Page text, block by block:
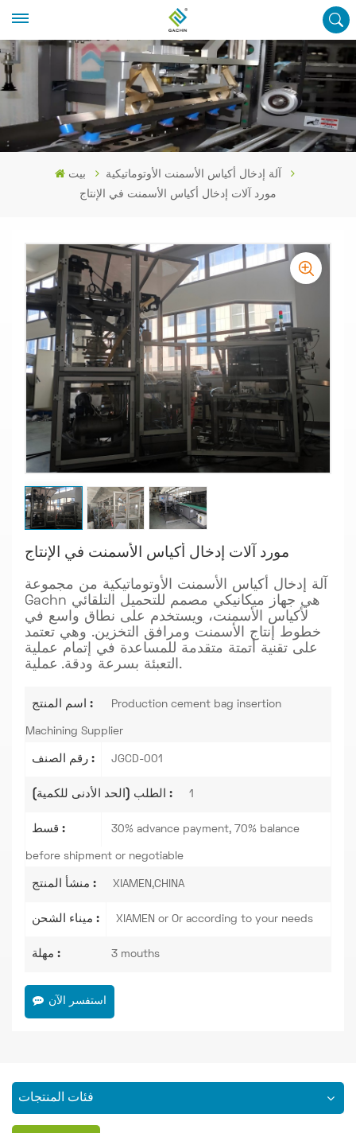
بيت
آلة إدخال أكياس الأسمنت الأوتوماتيكية
مورد آلات إدخال أكياس الأسمنت في الإنتاج
مورد آلات إدخال أكياس الأسمنت في الإنتاج
آلة إدخال أكياس الأسمنت الأوتوماتيكية من مجموعة
Gachn هي جهاز ميكانيكي مصمم للتحميل التلقائي
لأكياس الأسمنت، ويستخدم على نطاق واسع في
خطوط إنتاج الأسمنت ومرافق التخزين. وهي تعتمد
على تقنية أتمتة متقدمة للمساعدة في إتمام عملية
التعبئة بسرعة ودقة. عملية.
اسم المنتج : Production cement bag insertion
Machining Supplier
رقم الصنف : JGCD-001
الطلب (الحد الأدنى للكمية) : 1
قسط : 30% advance payment, 70% balance
before shipment or negotiable
منشأ المنتج : XIAMEN,CHINA
ميناء الشحن : XIAMEN or Or according to your needs
مهلة : 3 mouths
استفسر الآن
فئات المنتجات